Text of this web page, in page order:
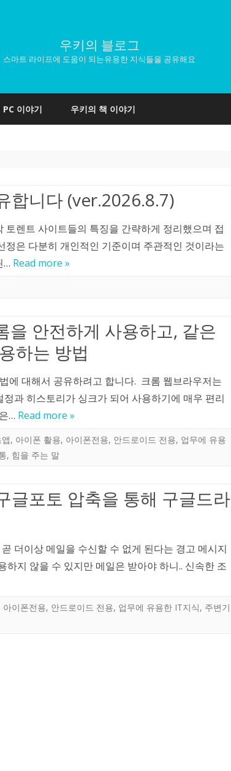
우키의 블로그
스마트 라이프에 도움이 되는유용한 지식들을 공유해요
to
content
PC 이야기 우키의 책 이야기
합니다 (ver.2026.8.7)
렌트 사이트들의 특징을 간략하게 정리했으며 접
은 다분히 개인적인 기준이며 주관적인 것이라는
… Read more »
을 안전하게 사용하고, 같은
하는 방법
에 대해서 공유하려고 합니다. 크롬 웹브라우저는
과 히스토리가 싱크가 되어 사용하기에 매우 편리
… Read more »
, 아이폰 활용, 아이폰전용, 안드로이드 전용, 업무에 유용
, 힘을 주는 말
글포토 압축을 통해 구글드라
더이상 메일을 수신할 수 없게 된다는 경고 메시지
지 않을 수 있지만 메일은 받아야 하니.. 신속한 조
아이폰전용, 안드로이드 전용, 업무에 유용한 IT지식, 주변기